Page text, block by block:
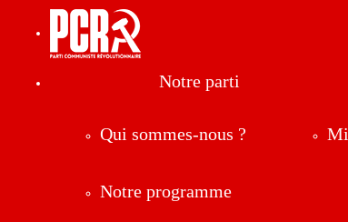
Notre parti
Qui sommes-nous ?
Notre programme